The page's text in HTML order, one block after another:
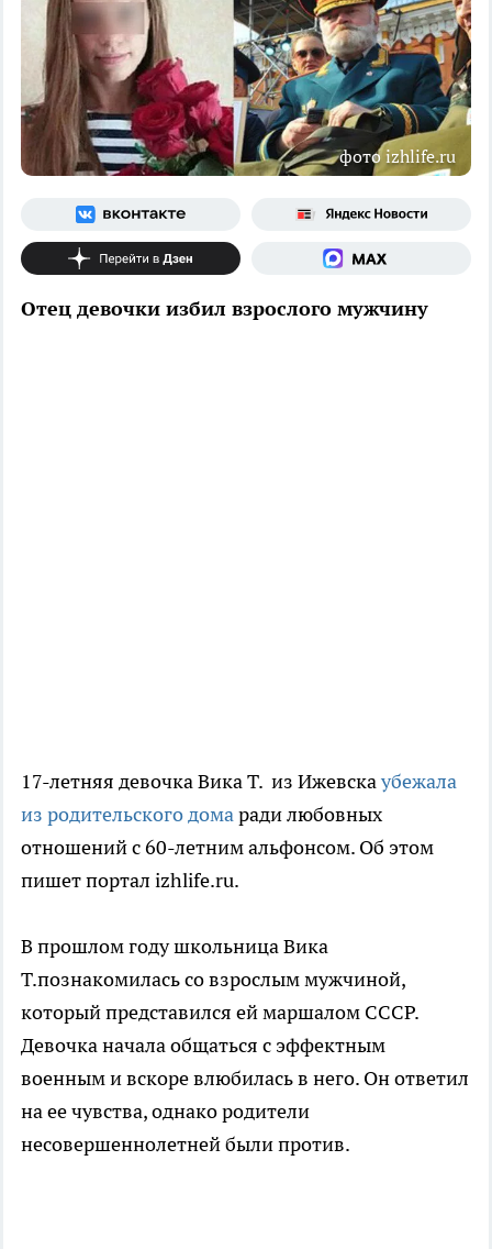
фото izhlife.ru
Отец девочки избил взрослого мужчину
17-летняя девочка Вика Т. из Ижевскаубежала
из родительского домаради любовных
отношений с 60-летним альфонсом. Об этом
пишет портал izhlife.ru.
В прошлом году школьница Вика
Т.познакомилась со взрослым мужчиной,
который представился ей маршалом СССР.
Девочка начала общаться с эффектным
военным и вскоре влюбилась в него. Он ответил
на ее чувства, однако родители
несовершеннолетней были против.